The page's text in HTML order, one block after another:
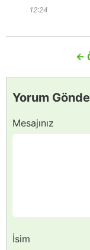
12:24
←
Yorum
Mesajınız
İsim